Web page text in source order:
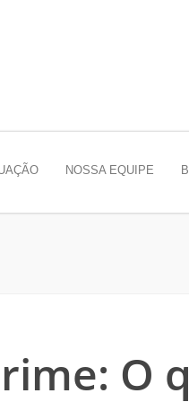
NOSSA EQUIPE
O